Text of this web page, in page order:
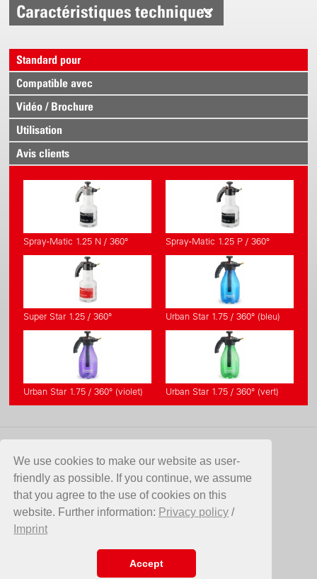
We use cookies to make our website as user-
friendly as possible. If you continue, we assume
that you agree to the use of cookies on this
website. Further information: Privacy policy /
Imprint
Accept
Caractéristiques techniques
Standard pour
Compatible avec
Vidéo / Brochure
Utilisation
Avis clients
Spray-Matic 1.25 N / 360° Spray-Matic 1.25 P / 360°
Super Star 1.25 / 360° Urban Star 1.75 / 360° (bleu)
Urban Star 1.75 / 360° (violet) Urban Star 1.75 / 360° (vert)
CONTACT
Birchmeier Sprühtechnik AG
Im Stetterfeld 1
5608 Stetten
Suisse
info@birchmeier.com